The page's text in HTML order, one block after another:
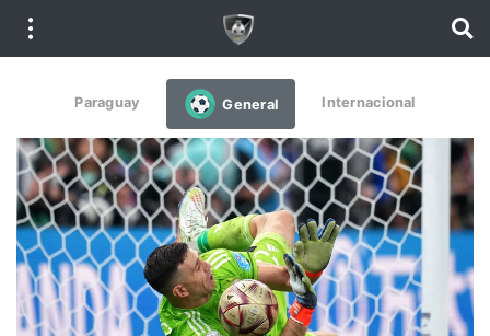
Paraguay General Internacional